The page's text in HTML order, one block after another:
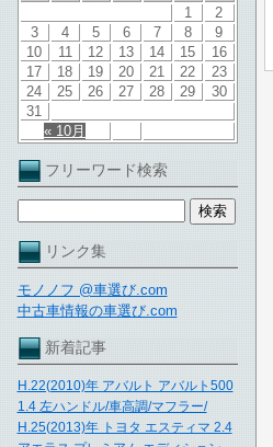
« 10月
1
2
3
4 5 6 7 8
9
10
11 12 13 14 15
16
17
18 19 20 21 22
23
24
25 26 27 28 29
30
31
フリーワード検索
リンク集
モノノフ @車選び.com
中古車情報の車選び.com
新着記事
H.22(2010)年 アバルト アバルト500
1.4 左ハンドル/車高調/マフラー/
H.25(2013)年 トヨタ エスティマ 2.4